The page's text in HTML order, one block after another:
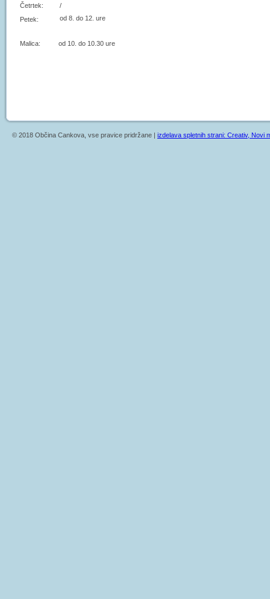
Četrtek:
/
Petek:
od 8. do 12. ure
Malica: od 10. do 10.30 ure
© 2018 Občina Cankova, vse pravice pridržane | izdelava spletnih strani: Creativ, Novi